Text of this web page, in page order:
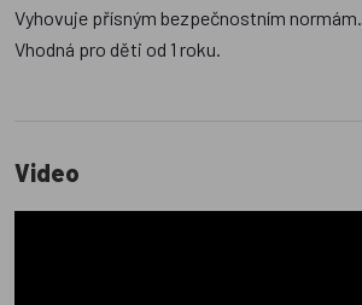
Vyhovuje přísným bezpečnostním normám.
Vhodná pro děti od 1 roku.
Video